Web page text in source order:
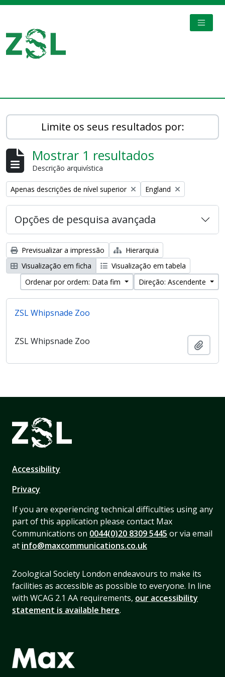
Limite os seus resultados por:
Mostrar 1 resultados
Descrição arquivística
Remove filter:
Apenas descrições de nível superior Remove filter:
England
Opções de pesquisa avançada
Previsualizar a impressão
Hierarquia
Visualização em ficha
Visualização em tabela
Ordenar por ordem: Data fim
Direção: Ascendente
ZSL Whipsnade Zoo
ZSL Whipsnade Zoo
Accessibility
Privacy
If you are experiencing technical difficulties using any
part of this application please contact Max
Communications on 0044(0)20 8309 5445 or via email
at info@maxcommunications.co.uk
Zoological Society London endeavours to make its
facilities as accessible as possible to everyone. In line
with WCAG 2.1 AA requirements, our accessibility
statement is available here.